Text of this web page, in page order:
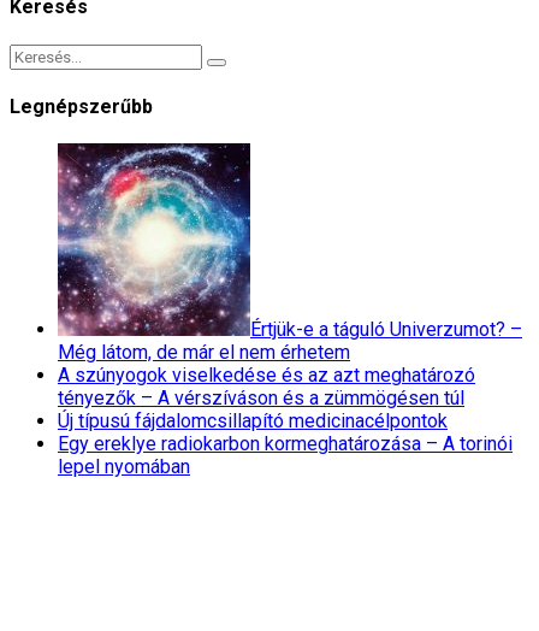
Keresés
Legnépszerűbb
Értjük-e a táguló Univerzumot? –
Még látom, de már el nem érhetem
A szúnyogok viselkedése és az azt meghatározó
tényezők – A vérszíváson és a zümmögésen túl
Új típusú fájdalomcsillapító medicinacélpontok
Egy ereklye radiokarbon kormeghatározása – A torinói
lepel nyomában